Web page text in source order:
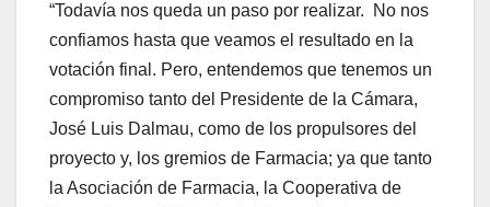
“Todavía nos queda un paso por realizar. No nos
confiamos hasta que veamos el resultado en la
votación final. Pero, entendemos que tenemos un
compromiso tanto del Presidente de la Cámara,
José Luis Dalmau, como de los propulsores del
proyecto y, los gremios de Farmacia; ya que tanto
la Asociación de Farmacia, la Cooperativa de